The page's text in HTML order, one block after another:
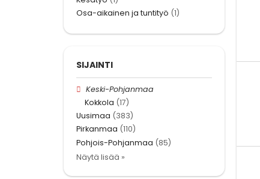
Osa-aikainen ja tuntityö (1)
SIJAINTI
Keski-Pohjanmaa
Kokkola (17)
Uusimaa (383)
Pirkanmaa (110)
Pohjois-Pohjanmaa (85)
Näytä lisää »